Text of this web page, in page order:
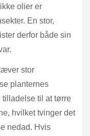
olier er
En stor,
derfor både sin
stor
planternes
til at tørre
hvilket tvinger det
nedad. Hvis